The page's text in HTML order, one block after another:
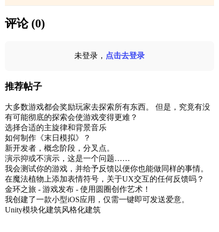
评论 (0)
未登录， 点击去登录
推荐帖子
大多数游戏都会奖励玩家去探索所有东西。 但是，究竟有没
有可能彻底的探索会使游戏变得更难？
选择合适的主旋律和背景音乐
如何制作《末日模拟》？
新开发者，概念阶段，分叉点。
演示抑或不演示，这是一个问题……
我会测试你的游戏，并给予反馈以便你也能做同样的事情。
在魔法植物上添加表情符号，关于UX交互的任何反馈吗？
金环之旅 - 游戏发布 - 使用圆圈创作艺术！
我创建了一款小型iOS应用，仅需一键即可发送爱意。
Unity模块化建筑风格化建筑